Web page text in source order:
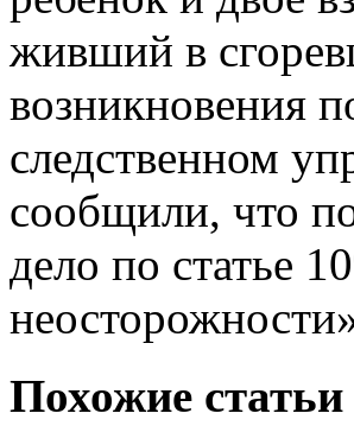
живший в
возникновения
следственном
сообщили, что
дело по статье
Похожие статьи